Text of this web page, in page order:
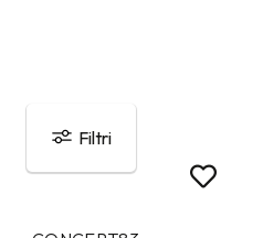
Filtri